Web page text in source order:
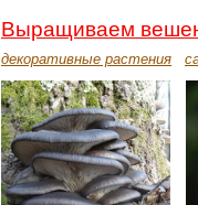
Выращиваем
декоративные растения